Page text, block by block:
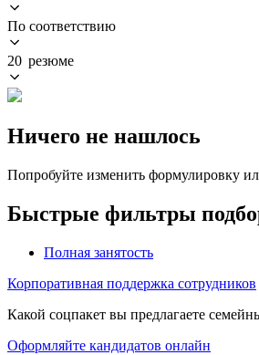
По соответствию
20 резюме
Ничего не нашлось
Попробуйте изменить формулировку
Быстрые фильтры
Полная занятость
Корпоративная поддержка сотрудников
Какой соцпакет вы предлагаете
Оформляйте кандидатов онлайн